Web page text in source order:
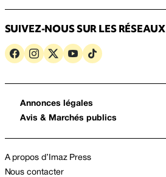
SUIVEZ-NOUS SUR LES RÉSEAUX
Annonces légales
Avis & Marchés publics
A propos d’Imaz Press
Nous contacter